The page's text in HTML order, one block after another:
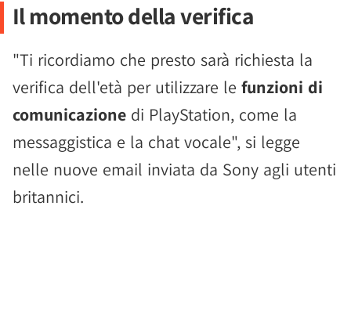
Il momento della verifica
"Ti ricordiamo che presto sarà richiesta la
verifica dell'età per utilizzare le funzioni di
comunicazione di PlayStation, come la
messaggistica e la chat vocale", si legge
nelle nuove email inviata da Sony agli utenti
britannici.